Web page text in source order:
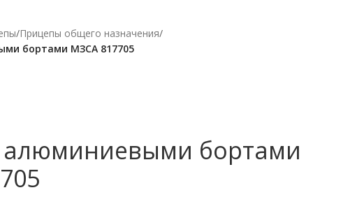
/Прицепы общего назначения/
бортами МЗСА 817705
алюминиевыми бортами